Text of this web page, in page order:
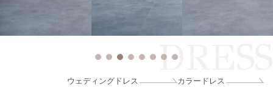
DRESS
ウェディングドレス カラードレス